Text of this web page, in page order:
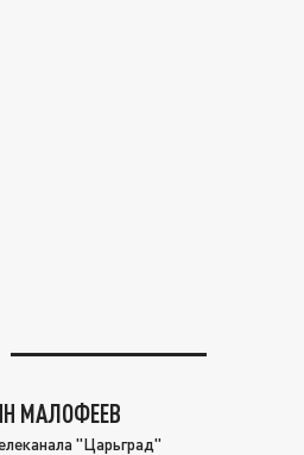
МАЛОФЕЕВ
"Царьград"